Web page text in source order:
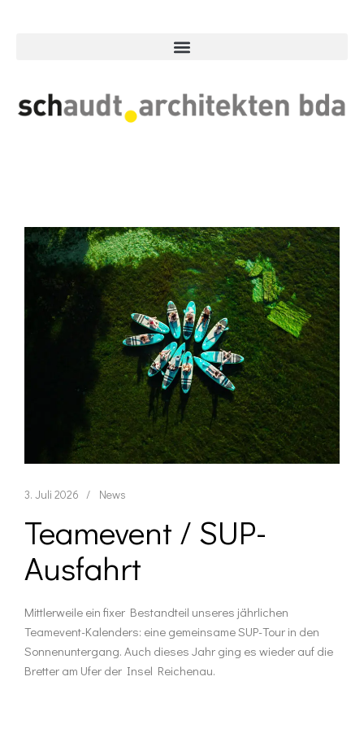
3. Juli 2026 News
Teamevent / SUP-
Ausfahrt
Mittlerweile ein fixer Bestandteil unseres jährlichen
Teamevent-Kalenders: eine gemeinsame SUP-Tour in den
Sonnenuntergang. Auch dieses Jahr ging es wieder auf die
Bretter am Ufer der Insel Reichenau.